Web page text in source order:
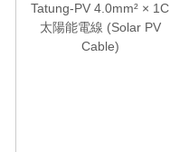
Tatung-PV 4.0mm² × 1C
太陽能電線 (Solar PV
Cable)